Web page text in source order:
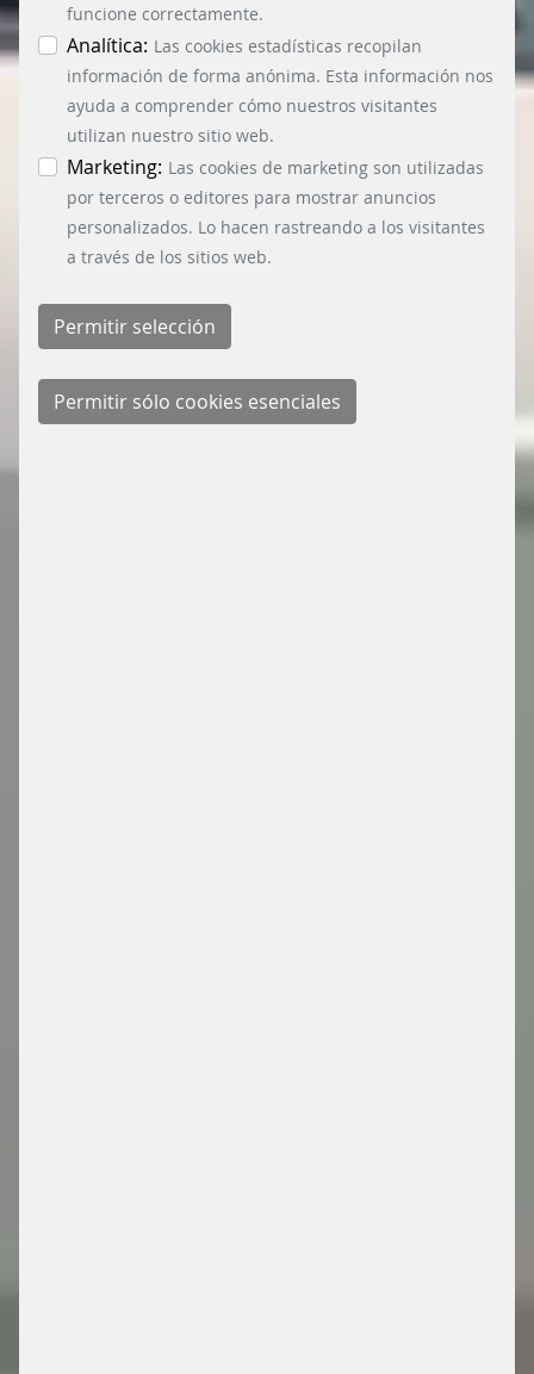
funcione correctamente.
Analítica: Las cookies estadísticas recopilan
información de forma anónima. Esta información nos
ayuda a comprender cómo nuestros visitantes
utilizan nuestro sitio web.
Marketing: Las cookies de marketing son utilizadas
por terceros o editores para mostrar anuncios
personalizados. Lo hacen rastreando a los visitantes
a través de los sitios web.